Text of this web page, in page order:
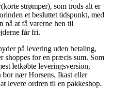
strømper), som trods alt er
et besluttet tidspunkt, med
nå at få varerne hen til
får fri.
på levering uden betaling,
shoppes for en præcis sum. Som
letkøbte leveringsversion,
nær Horsens, Ikast eller
levere ordren til en pakkeshop.